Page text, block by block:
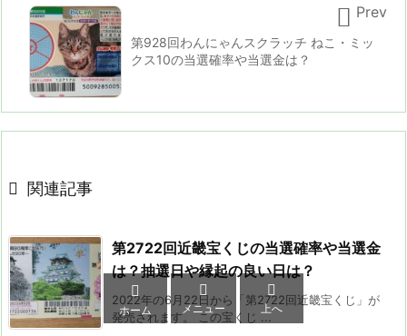
第928回わんにゃんスクラッチ ねこ・ミッ
クス10の当選確率や当選金は？
 Prev
 関連記事
第2722回近畿宝くじの当選確率や当選金
は？抽選日や縁起の良い日は？
2022年の6月22日から「第2722回近畿宝くじ」が
発売されます。 この宝くじ ...

ホーム

メニュー

上へ